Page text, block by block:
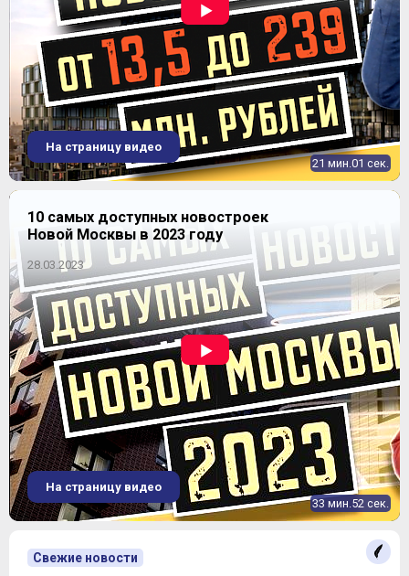
ЖК "Некрасовка"
21 мин.01 сек.
На страницу видео
10 самых доступных новостроек
Новой Москвы в 2023 году
28.03.2023
33 мин.52 сек.
На страницу видео
Свежие новости